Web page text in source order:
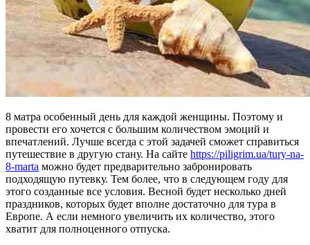
8 матра особенный день для каждой женщины. Поэтому и
провести его хочется с большим количеством эмоций и
впечатлений. Лучше всегда с этой задачей сможет справиться
путешествие в другую стану. На сайте https://piligrim.ua/tury-na-
8-marta можно будет предварительно забронировать
подходящую путевку. Тем более, что в следующем году для
этого созданные все условия. Весной будет несколько дней
праздников, которых будет вполне достаточно для тура в
Европе. А если немного увеличить их количество, этого
хватит для полноценного отпуска.